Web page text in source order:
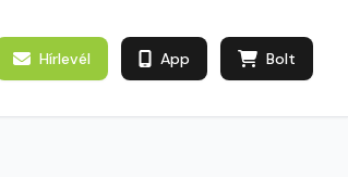
Hírlevél App Bolt